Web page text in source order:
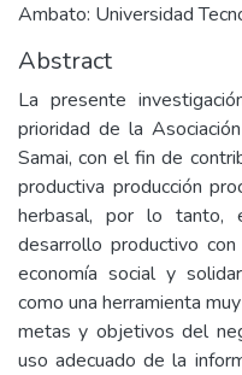
Ambato: Universidad
Abstract
La presente
prioridad de la
Samai, con el fin de
productiva producción
herbasal, por lo tanto,
desarrollo productivo
economía social y
como una herramienta
metas y objetivos del
uso adecuado de la